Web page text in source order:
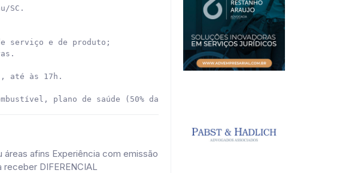
SC.
serviço e de produto;
até às 17h.
plano de saúde (50% da mensalidade + coparticipação).
afins Experiência com emissão
DIFERENCIAL